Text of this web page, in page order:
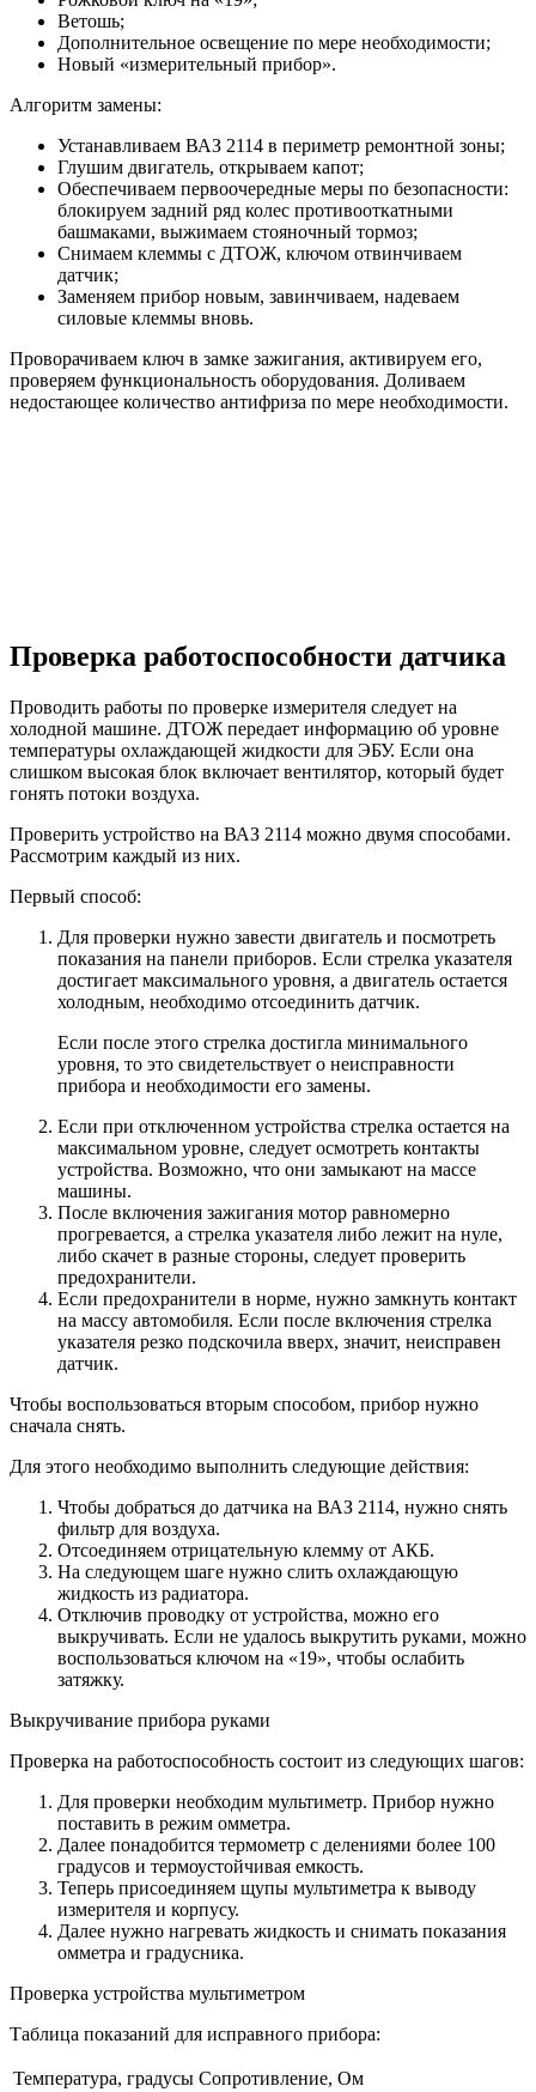
Ветошь;
Дополнительное освещение по мере необходимости;
Новый «измерительный прибор».
Алгоритм замены:
Устанавливаем ВАЗ 2114 в периметр ремонтной зоны;
Глушим двигатель, открываем капот;
Обеспечиваем первоочередные меры по безопасности:
блокируем задний ряд колес противооткатными
башмаками, выжимаем стояночный тормоз;
Снимаем клеммы с ДТОЖ, ключом отвинчиваем
датчик;
Заменяем прибор новым, завинчиваем, надеваем
силовые клеммы вновь.
Проворачиваем ключ в замке зажигания, активируем его,
проверяем функциональность оборудования. Доливаем
недостающее количество антифриза по мере необходимости.
Проверка работоспособности датчика
Проводить работы по проверке измерителя следует на
холодной машине. ДТОЖ передает информацию об уровне
температуры охлаждающей жидкости для ЭБУ. Если она
слишком высокая блок включает вентилятор, который будет
гонять потоки воздуха.
Проверить устройство на ВАЗ 2114 можно двумя способами.
Рассмотрим каждый из них.
Первый способ:
Для проверки нужно завести двигатель и посмотреть
показания на панели приборов. Если стрелка указателя
достигает максимального уровня, а двигатель остается
холодным, необходимо отсоединить датчик.
Если после этого стрелка достигла минимального
уровня, то это свидетельствует о неисправности
прибора и необходимости его замены.
Если при отключенном устройства стрелка остается на
максимальном уровне, следует осмотреть контакты
устройства. Возможно, что они замыкают на массе
машины.
После включения зажигания мотор равномерно
прогревается, а стрелка указателя либо лежит на нуле,
либо скачет в разные стороны, следует проверить
предохранители.
Если предохранители в норме, нужно замкнуть контакт
на массу автомобиля. Если после включения стрелка
указателя резко подскочила вверх, значит, неисправен
датчик.
Чтобы воспользоваться вторым способом, прибор нужно
сначала снять.
Для этого необходимо выполнить следующие действия:
Чтобы добраться до датчика на ВАЗ 2114, нужно снять
фильтр для воздуха.
Отсоединяем отрицательную клемму от АКБ.
На следующем шаге нужно слить охлаждающую
жидкость из радиатора.
Отключив проводку от устройства, можно его
выкручивать. Если не удалось выкрутить руками, можно
воспользоваться ключом на «19», чтобы ослабить
затяжку.
Выкручивание прибора руками
Проверка на работоспособность состоит из следующих шагов:
Для проверки необходим мультиметр. Прибор нужно
поставить в режим омметра.
Далее понадобится термометр с делениями более 100
градусов и термоустойчивая емкость.
Теперь присоединяем щупы мультиметра к выводу
измерителя и корпусу.
Далее нужно нагревать жидкость и снимать показания
омметра и градусника.
Проверка устройства мультиметром
Таблица показаний для исправного прибора:
Температура, градусы Сопротивление, Ом